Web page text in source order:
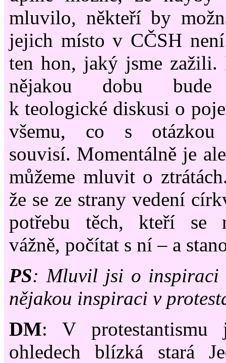
mluvilo, někteří by
jejich místo v CČSH
ten hon, jaký jsme zažili.
nějakou dobu
k teologické diskusi o
všemu, co s otázkou
souvisí. Momentálně je
můžeme mluvit o
že se ze strany vedení
potřebu těch, kteří se
vážně, počítat s ní– a
PS: Mluvil jsi o inspiraci
nějakou inspiraci v
DM: V
ohledech blízká stará